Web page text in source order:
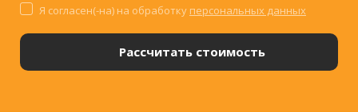
Рассчитать стоимость
Я согласен(-на) на обработку персональных данных